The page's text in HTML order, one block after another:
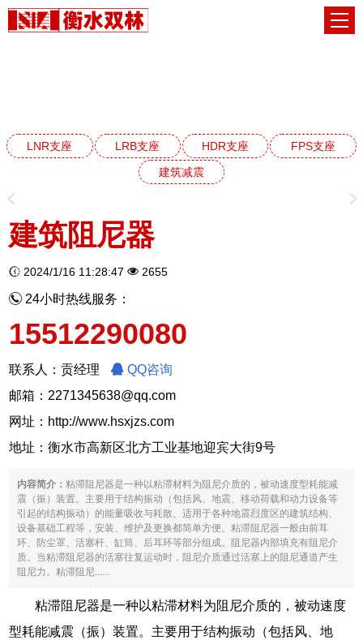
LNR支座 LRB支座 HDR支座
FPS支座
建筑减震
建筑阻尼器
2024/1/16 11:28:47 2655
24小时热线服务：
15512290080
联系人：贡经理
QQ咨询
邮箱：2271345638@qq.com
网址： http://www.hsxjzs.com
地址：衡水市高新区北方工业基地迎宾大街9号
内容简介： 粘滞阻尼器是一种以粘滞材料为阻尼介质的，被动速度型耗能减
震（振）装置。主要用于结构振动（包括风、地震、移动荷载和动力设备等
引起的结构振动）的能量吸收与耗散、适用于各种地震烈度区的建筑结构、
设备基础工程等，安装、维护及更换都简单方便。粘滞阻尼器一般由前耳
环、防尘罩、活塞杆、缸筒、后耳环等部分组成。阻尼器内部填充有阻尼介
质。当粘滞阻尼器的活塞往复运动时，阻尼介质通过活塞上的阻尼通道产生
阻尼力。粘滞阻尼......
粘滞阻尼器是一种以粘滞材料为阻尼介质的，被动速度
型耗能减震（振）装置。主要用于结构振动（包括风、地